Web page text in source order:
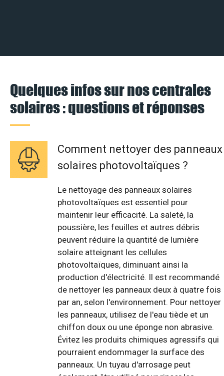
Quelques infos sur nos centrales
solaires : questions et réponses
Comment nettoyer des panneaux
solaires photovoltaïques ?
Le nettoyage des panneaux solaires
photovoltaïques est essentiel pour
maintenir leur efficacité. La saleté, la
poussière, les feuilles et autres débris
peuvent réduire la quantité de lumière
solaire atteignant les cellules
photovoltaïques, diminuant ainsi la
production d'électricité. Il est recommandé
de nettoyer les panneaux deux à quatre fois
par an, selon l'environnement. Pour nettoyer
les panneaux, utilisez de l'eau tiède et un
chiffon doux ou une éponge non abrasive.
Évitez les produits chimiques agressifs qui
pourraient endommager la surface des
panneaux. Un tuyau d'arrosage peut